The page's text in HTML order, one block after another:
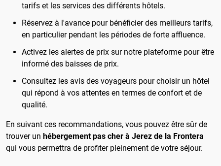
tarifs et les services des différents hôtels.
Réservez à l'avance pour bénéficier des meilleurs tarifs,
en particulier pendant les périodes de forte affluence.
Activez les alertes de prix sur notre plateforme pour être
informé des baisses de prix.
Consultez les avis des voyageurs pour choisir un hôtel
qui répond à vos attentes en termes de confort et de
qualité.
En suivant ces recommandations, vous pouvez être sûr de
trouver un hébergement pas cher à Jerez de la Frontera
qui vous permettra de profiter pleinement de votre séjour.